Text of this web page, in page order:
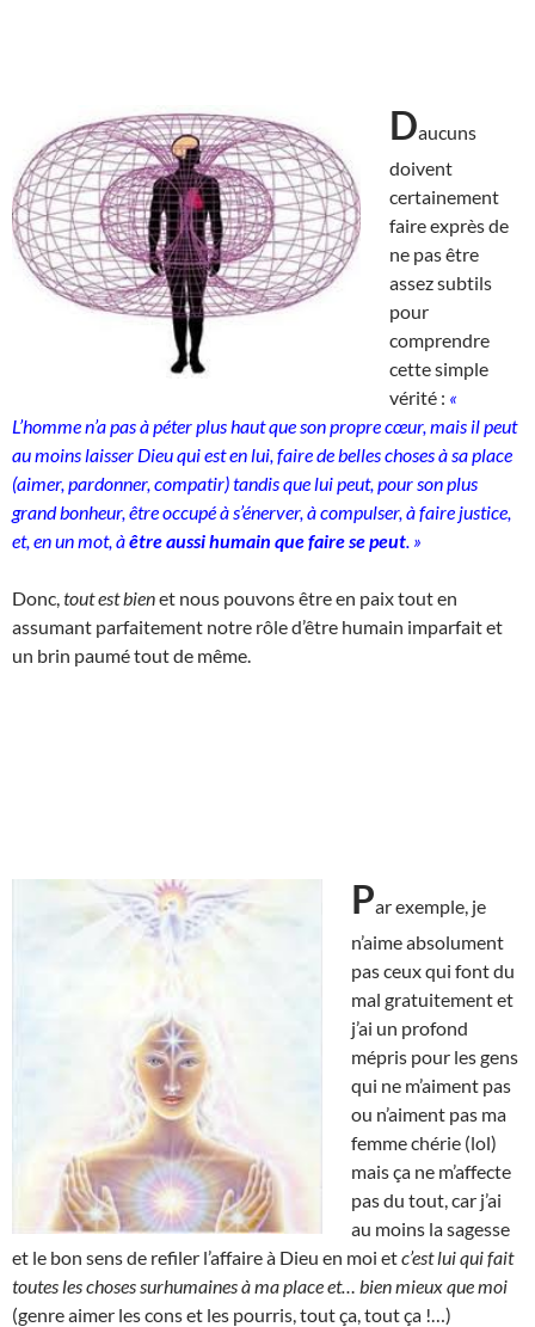
Daucuns
doivent
certainement
faire exprès de
ne pas être
assez subtils
pour
comprendre
cette simple
vérité : «
L’homme n’a pas à péter plus haut que son propre cœur, mais il peut
au moins laisser Dieu qui est en lui, faire de belles choses à sa place
(aimer, pardonner, compatir) tandis que lui peut, pour son plus
grand bonheur, être occupé à s’énerver, à compulser, à faire justice,
et, en un mot, àêtre aussi humain que faire se peut . »
Donc, tout est bienet nous pouvons être en paix tout en
assumant parfaitement notre rôle d’être humain imparfait et
un brin paumé tout de même.
Par exemple, je
n’aime absolument
pas ceux qui font du
mal gratuitement et
j’ai un profond
mépris pour les gens
qui ne m’aiment pas
ou n’aiment pas ma
femme chérie (lol)
mais ça ne m’affecte
pas du tout, car j’ai
au moins la sagesse
et le bon sens de refiler l’affaire à Dieu en moi etc’est lui qui fait
toutes les choses surhumaines à ma place et… bien mieux que moi
(genre aimer les cons et les pourris, tout ça, tout ça !…)